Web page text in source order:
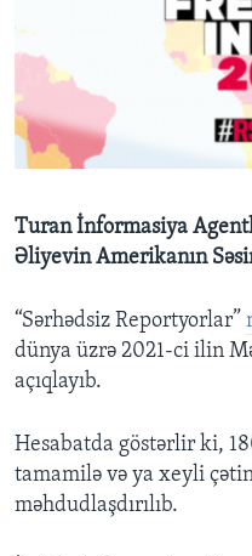
BIZI IZLƏYIN
Turan İnformasiya
Əliyevin Amerikanın
“Sərhədsiz Reportyorlar”
dünya üzrə 2021-ci ilin
açıqlayıb.
Hesabatda göstərlir ki,
tamamilə və ya xeyli
məhdudlaşdırılıb.